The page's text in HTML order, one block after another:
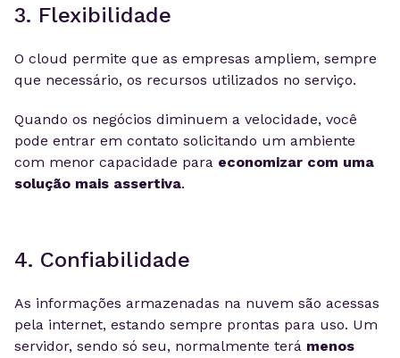
3. Flexibilidade
O cloud permite que as empresas ampliem, sempre
que necessário, os recursos utilizados no serviço.
Quando os negócios diminuem a velocidade, você
pode entrar em contato solicitando um ambiente
com menor capacidade para economizar com uma
solução mais assertiva.
4. Confiabilidade
As informações armazenadas na nuvem são acessas
pela internet, estando sempre prontas para uso. Um
servidor, sendo só seu, normalmente terá menos